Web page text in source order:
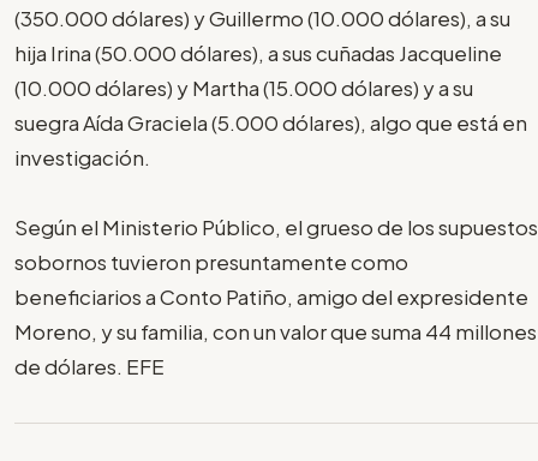
(350.000 dólares) y Guillermo (10.000 dólares), a su
hija Irina (50.000 dólares), a sus cuñadas Jacqueline
(10.000 dólares) y Martha (15.000 dólares) y a su
suegra Aída Graciela (5.000 dólares), algo que está en
investigación.
Según el Ministerio Público, el grueso de los supuestos
sobornos tuvieron presuntamente como
beneficiarios a Conto Patiño, amigo del expresidente
Moreno, y su familia, con un valor que suma 44 millones
de dólares. EFE